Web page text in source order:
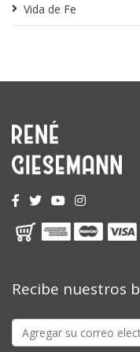
Vida de Fe
Recibe nuestros